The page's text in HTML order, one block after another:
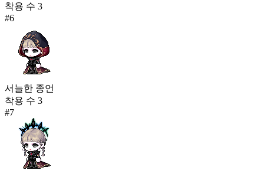
착용 수 3
#6
서늘한 종언
착용 수 3
#7